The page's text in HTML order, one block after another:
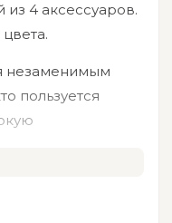
4 аксессуаров.
незаменимым
пользуется
совки
- без этих
наборы